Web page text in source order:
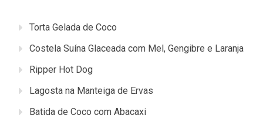
r
e
in
Torta Gelada de Coco
Costela Suína Glaceada com Mel, Gengibre e Laranja
Ripper Hot Dog
Lagosta na Manteiga de Ervas
Batida de Coco com Abacaxi